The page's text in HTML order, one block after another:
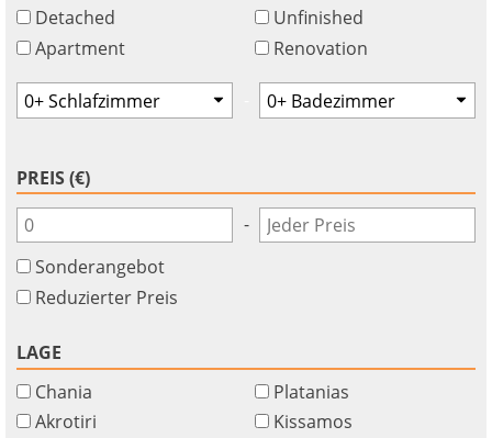
Detached
Apartment
Unfinished
Renovation
PREIS (€)
-
Sonderangebot
Reduzierter Preis
LAGE
Chania
Akrotiri
Platanias
Kissamos